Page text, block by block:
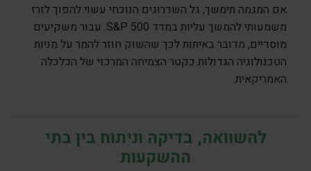
אם המגמה תימשך, גל השדרוגים הנוכחי עשוי להפוך לזרז
משמעותי להמשך עליות במדד S&P 500. עבור משקיעים
מוסדיים, מדובר באיתות לכך שהשוק חוזר להמר על מניות
הטכנולוגיה הגדולות כקטר הצמיחה המרכזי של הכלכלה
האמריקאית.
להשוואה, בדיקה וניתוח בין בתי
ההשקעות